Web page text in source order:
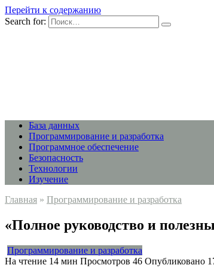
Перейти к содержанию
Search for:
База данных
Программирование и разработка
Программное обеспечение
Безопасность
Технологии
Изучение
Главная » Программирование и разработка
«Полное руководство и
Программирование и разработка
На чтение 14 мин Просмотров 46 Опубликовано